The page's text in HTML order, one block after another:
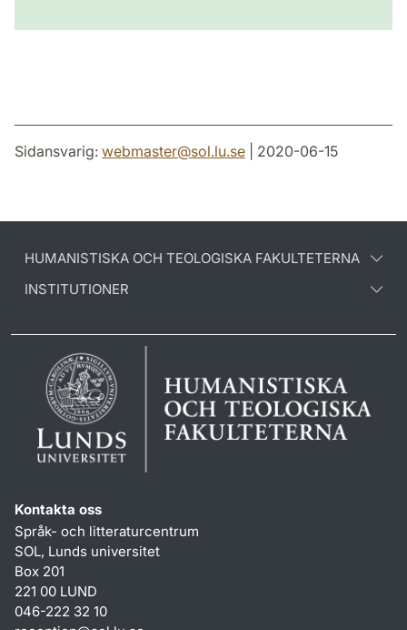
Sidansvarig: webmaster@sol.lu.se | 2020-06-15
HUMANISTISKA OCH TEOLOGISKA FAKULTETERNA
INSTITUTIONER
Kontakta oss
Språk- och litteraturcentrum
SOL, Lunds universitet
Box 201
221 00 LUND
046-222 32 10